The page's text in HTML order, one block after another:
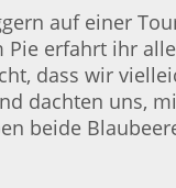
auf einer
Pie erfahrt ihr
dass wir
dachten uns,
beide